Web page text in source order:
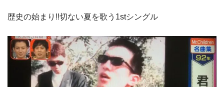
歴史の始まり!!切ない夏を歌う1stシングル